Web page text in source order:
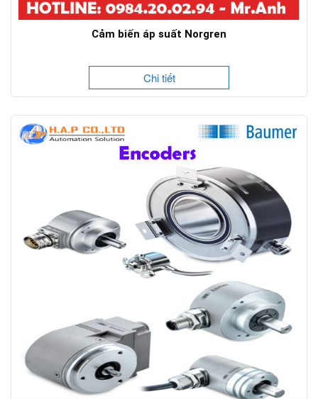
Cảm biến áp suất Norgren
Chi tiết